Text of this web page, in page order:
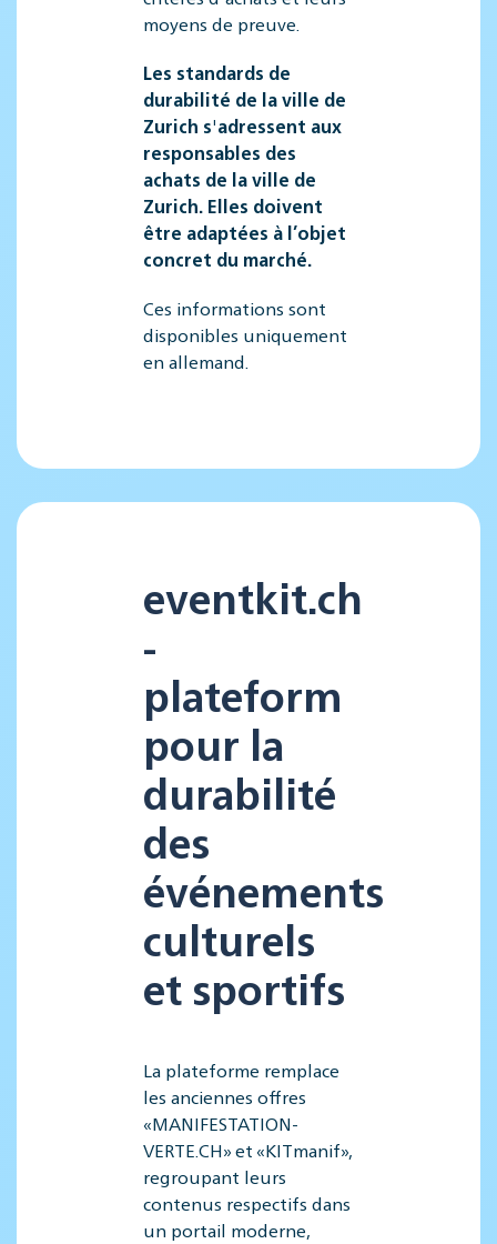
moyens de preuve.
Les standards de
durabilité de la ville de
Zurich s'adressent aux
responsables des
achats de la ville de
Zurich. Elles doivent
être adaptées à l’objet
concret du marché.
Ces informations sont
disponibles uniquement
en allemand.
eventkit.ch
-
plateform
pour la
durabilité
des
événements
culturels
et sportifs
La plateforme remplace
les anciennes offres
«MANIFESTATION-
VERTE.CH» et «KITmanif»,
regroupant leurs
contenus respectifs dans
un portail moderne,